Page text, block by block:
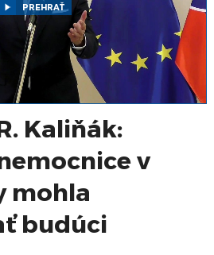
PREHRAŤ
Kaliňák:
v
mohla
budúci